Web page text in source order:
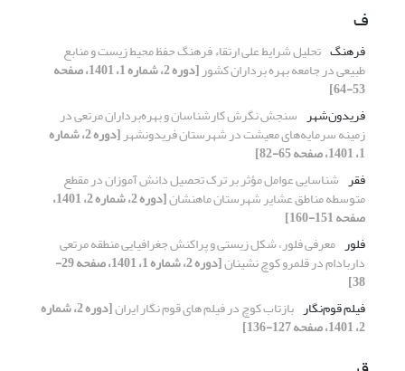
ف
فرهنگ تحلیل شرایط علی ارتقاء فرهنگ حفظ محیط زیست و منابع
طبیعی در جامعه بهره برداران کشور [دوره 2، شماره 1، 1401، صفحه
53-64]
فریدون‌شهر سنجش نگرش کارشناسان و بهره‌برداران مرتعی در
زمینه سرمایه‌های معیشت در شهرستان فریدونشهر [دوره 2، شماره
1، 1401، صفحه 65-82]
فقر شناسایی عوامل مؤثر بر ترک تحصیل دانش آموزان در مقطع
متوسطه مناطق عشایر شهرستان ماهنشان [دوره 2، شماره 2، 1401،
صفحه 151-160]
فلور معرفی فلور، شکل زیستی و پراکنش جغرافیایی منطقه مرتعی
داربادام در قلمرو کوچ نشینان [دوره 2، شماره 1، 1401، صفحه 29-
38]
فیلم قوم‌نگار بازتاب کوچ در فیلم های قوم نگار ایران [دوره 2، شماره
2، 1401، صفحه 127-136]